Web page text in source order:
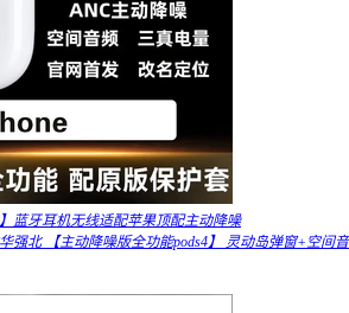
蓝牙耳机无线适配苹果顶配主动降噪
强北 【主动降噪版全功能pods4】 灵动岛弹窗+空间音